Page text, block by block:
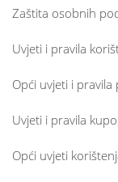
Zaštita osobnih
Uvjeti i pravila
Opći uvjeti i
Uvjeti i pravila
Opći uvjeti